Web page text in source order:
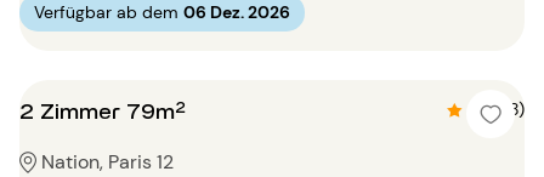
Verfügbar ab dem 06 Dez. 2026
2 Zimmer 79m² 4.8 (18)
Nation, Paris 12